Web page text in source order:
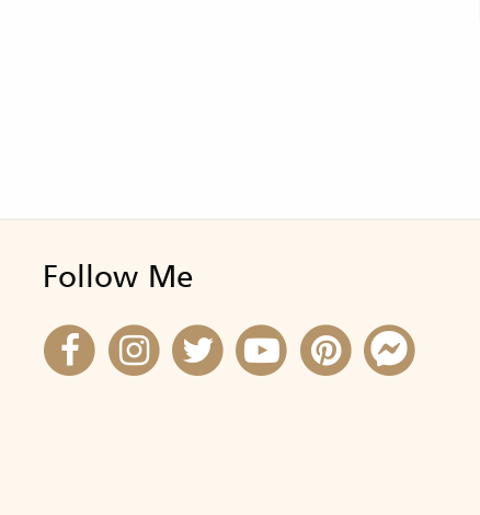
ควรทำคือ “ทำทุกวันให้ดีที่สุด” […]
Follow Me